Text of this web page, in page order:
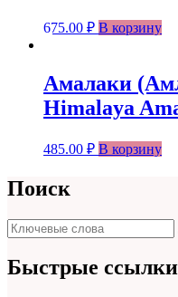
675.00 ₽ В корзину
Амалаки
Himalaya
485.00 ₽ В корзину
Поиск
Поиск
для:
Быстрые ссылки